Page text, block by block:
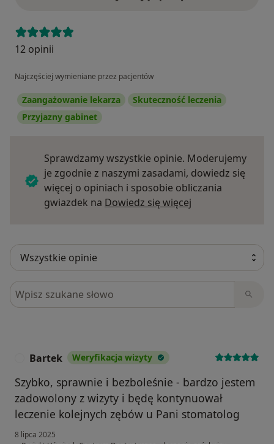
12 opinii
Najczęściej wymieniane przez pacjentów
Zaangażowanie lekarza
Skuteczność leczenia
Przyjazny gabinet
Sprawdzamy wszystkie opinie. Moderujemy
je zgodnie z naszymi zasadami, dowiedz się
więcej o opiniach i sposobie obliczania
gwiazdek na Dowiedz się więcej
Szukaj w opiniach
Bartek Weryfikacja wizyty
Szybko, sprawnie i bezboleśnie - bardzo jestem
zadowolony z wizyty i będę kontynuował
leczenie kolejnych zębów u Pani stomatolog
8 lipca 2025